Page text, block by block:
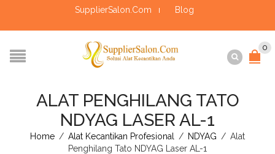
SupplierSalon.Com Blog
0
ALAT PENGHILANG TATO
NDYAG LASER AL-1
Home / Alat Kecantikan Profesional / NDYAG / Alat
Penghilang Tato NDYAG Laser AL-1